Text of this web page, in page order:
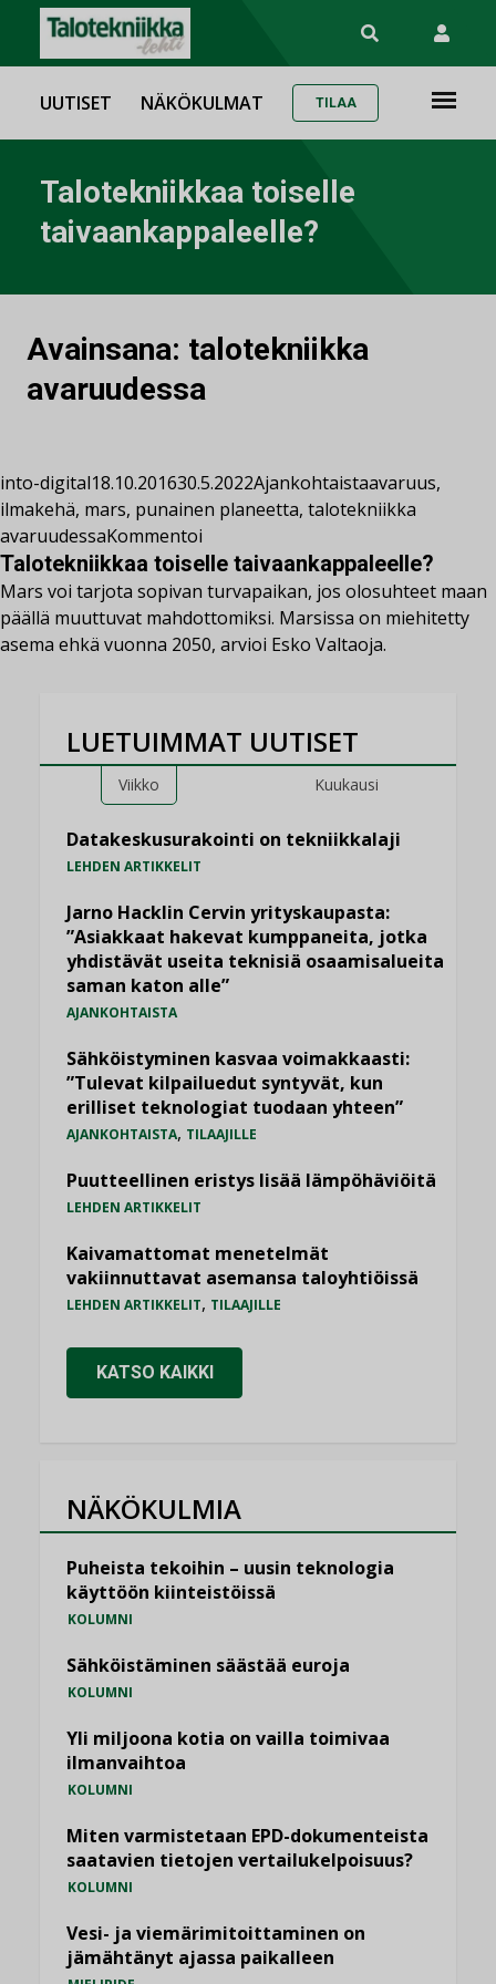
UUTISET NÄKÖKULMAT TILAA
Talotekniikkaa toiselle
taivaankappaleelle?
Avainsana: talotekniikka
avaruudessa
into-digital18.10.201630.5.2022Ajankohtaistaavaruus,
ilmakehä, mars, punainen planeetta, talotekniikka
avaruudessaKommentoi
Talotekniikkaa toiselle taivaankappaleelle?
Mars voi tarjota sopivan turvapaikan, jos olosuhteet maan
päällä muuttuvat mahdottomiksi. Marsissa on miehitetty
asema ehkä vuonna 2050, arvioi Esko Valtaoja.
LUETUIMMAT UUTISET
Viikko Kuukausi
Datakeskusurakointi on tekniikkalaji
LEHDEN ARTIKKELIT
Jarno Hacklin Cervin yrityskaupasta:
”Asiakkaat hakevat kumppaneita, jotka
yhdistävät useita teknisiä osaamisalueita
saman katon alle”
AJANKOHTAISTA
Sähköistyminen kasvaa voimakkaasti:
”Tulevat kilpailuedut syntyvät, kun
erilliset teknologiat tuodaan yhteen”
AJANKOHTAISTA, TILAAJILLE
Puutteellinen eristys lisää lämpöhäviöitä
LEHDEN ARTIKKELIT
Kaivamattomat menetelmät
vakiinnuttavat asemansa taloyhtiöissä
LEHDEN ARTIKKELIT, TILAAJILLE
KATSO KAIKKI
NÄKÖKULMIA
Puheista tekoihin – uusin teknologia
käyttöön kiinteistöissä
KOLUMNI
Sähköistäminen säästää euroja
KOLUMNI
Yli miljoona kotia on vailla toimivaa
ilmanvaihtoa
KOLUMNI
Miten varmistetaan EPD-dokumenteista
saatavien tietojen vertailukelpoisuus?
KOLUMNI
Vesi- ja viemärimitoittaminen on
jämähtänyt ajassa paikalleen